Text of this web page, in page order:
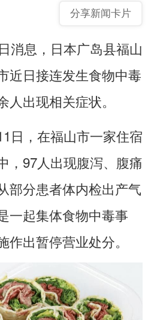
分享新闻卡片
息，日本广岛县福山
近日接连发生食物中毒
出现相关症状。
，在福山市一家住宿
，97人出现腹泻、腹痛
部分患者体内检出产气
一起集体食物中毒事
出暂停营业处分。